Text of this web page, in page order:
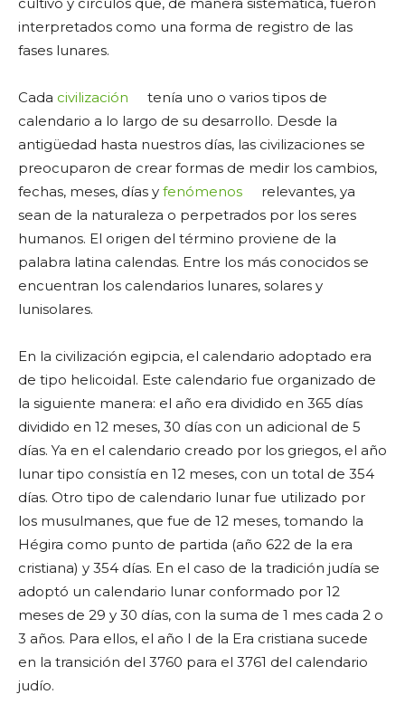
cultivo y círculos que, de manera sistemática, fueron
interpretados como una forma de registro de las
fases lunares.
Cada civilización
tenía uno o varios tipos de
calendario a lo largo de su desarrollo. Desde la
antigüedad hasta nuestros días, las civilizaciones se
preocuparon de crear formas de medir los cambios,
fechas, meses, días y fenómenos
relevantes, ya
sean de la naturaleza o perpetrados por los seres
humanos. El origen del término proviene de la
palabra latina calendas. Entre los más conocidos se
encuentran los calendarios lunares, solares y
lunisolares.
En la civilización egipcia, el calendario adoptado era
de tipo helicoidal. Este calendario fue organizado de
la siguiente manera: el año era dividido en 365 días
dividido en 12 meses, 30 días con un adicional de 5
días. Ya en el calendario creado por los griegos, el año
lunar tipo consistía en 12 meses, con un total de 354
días. Otro tipo de calendario lunar fue utilizado por
los musulmanes, que fue de 12 meses, tomando la
Hégira como punto de partida (año 622 de la era
cristiana) y 354 días. En el caso de la tradición judía se
adoptó un calendario lunar conformado por 12
meses de 29 y 30 días, con la suma de 1 mes cada 2 o
3 años. Para ellos, el año I de la Era cristiana sucede
en la transición del 3760 para el 3761 del calendario
judío.